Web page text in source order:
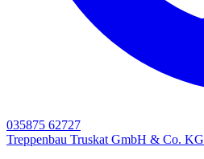
035875 62727
Treppenbau Truskat GmbH & Co. KG